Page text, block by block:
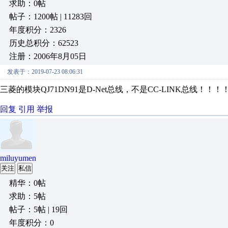
求助：0帖
帖子：1200帖 | 11283回
年度积分：2326
历史总积分：62523
注册：2006年8月05日
发表于：2019-07-23 08:06:31
三菱的模块QJ71DN91是D-Net总线，不是CC-LINK总线！！！
回复 引用 举报
miluyumen
关注 私信
精华：0帖
求助：5帖
帖子：5帖 | 19回
年度积分：0